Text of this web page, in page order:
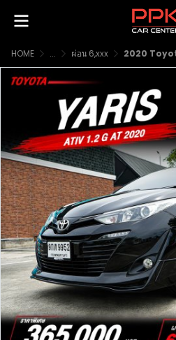
HOME ... ผ่อน 6,xxx 2020